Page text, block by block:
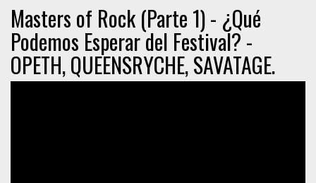
Masters of Rock (Parte 1) - ¿Qué
Podemos Esperar del Festival? -
OPETH, QUEENSRYCHE, SAVATAGE.